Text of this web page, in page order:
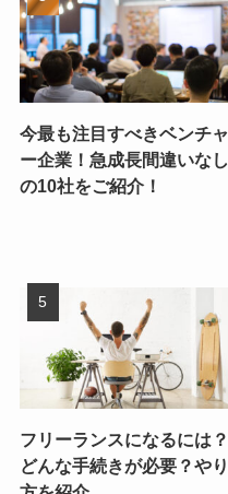
今最も注目すべきベンチャ
ー企業！急成長間違いなし
の10社をご紹介！
フリーランスになるには？
どんな手続きが必要？やり